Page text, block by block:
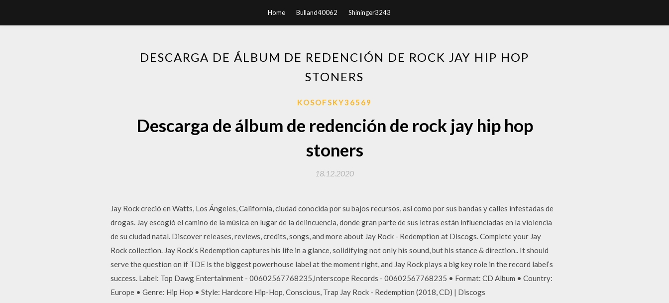
Home Bulland40062 Shininger3243
DESCARGA DE ÁLBUM DE REDENCIÓN DE ROCK JAY HIP HOP
STONERS
KOSOFSKY36569
Descarga de álbum de redención de rock jay hip hop
stoners
18.12.2020
Jay Rock creció en Watts, Los Ángeles, California, ciudad conocida por su bajos recursos, así como por sus bandas y calles infestadas de
drogas. Jay escogió el camino de la música en lugar de la delincuencia, donde gran parte de sus letras están influenciadas en la violencia
de su ciudad natal. Discover releases, reviews, credits, songs, and more about Jay Rock - Redemption at Discogs. Complete your Jay
Rock collection. Jay Rock’s Redemption captures his life in a glance, solidifying not only his sound, but his stance & direction.. It should
serve the question on if TDE is the biggest powerhouse label at the moment right, and Jay Rock plays a big key role in the record label’s
success. Label: Top Dawg Entertainment - 00602567768235,Interscope Records - 00602567768235 • Format: CD Album • Country:
Europe • Genre: Hip Hop • Style: Hardcore Hip-Hop, Conscious, Trap Jay Rock - Redemption (2018, CD) | Discogs